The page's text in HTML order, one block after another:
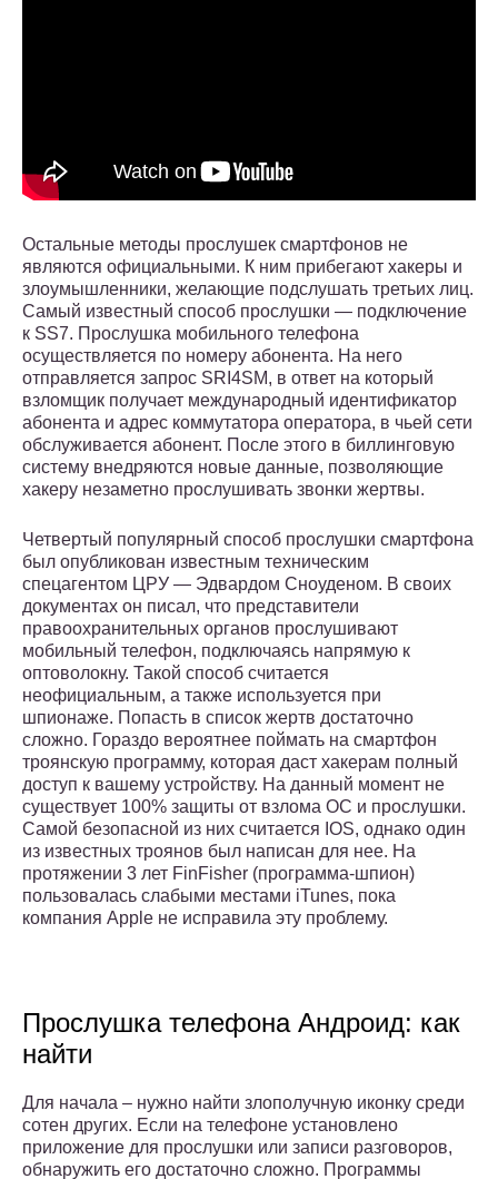
Остальные методы прослушек смартфонов не
являются официальными. К ним прибегают хакеры и
злоумышленники, желающие подслушать третьих лиц.
Самый известный способ прослушки — подключение
к SS7. Прослушка мобильного телефона
осуществляется по номеру абонента. На него
отправляется запрос SRI4SM, в ответ на который
взломщик получает международный идентификатор
абонента и адрес коммутатора оператора, в чьей сети
обслуживается абонент. После этого в биллинговую
систему внедряются новые данные, позволяющие
хакеру незаметно прослушивать звонки жертвы.
Четвертый популярный способ прослушки смартфона
был опубликован известным техническим
спецагентом ЦРУ — Эдвардом Сноуденом. В своих
документах он писал, что представители
правоохранительных органов прослушивают
мобильный телефон, подключаясь напрямую к
оптоволокну. Такой способ считается
неофициальным, а также используется при
шпионаже. Попасть в список жертв достаточно
сложно. Гораздо вероятнее поймать на смартфон
троянскую программу, которая даст хакерам полный
доступ к вашему устройству. На данный момент не
существует 100% защиты от взлома ОС и прослушки.
Самой безопасной из них считается IOS, однако один
из известных троянов был написан для нее. На
протяжении 3 лет FinFisher (программа-шпион)
пользовалась слабыми местами iTunes, пока
компания Apple не исправила эту проблему.
Прослушка телефона Андроид: как
найти
Для начала – нужно найти злополучную иконку среди
сотен других. Если на телефоне установлено
приложение для прослушки или записи разговоров,
обнаружить его достаточно сложно. Программы